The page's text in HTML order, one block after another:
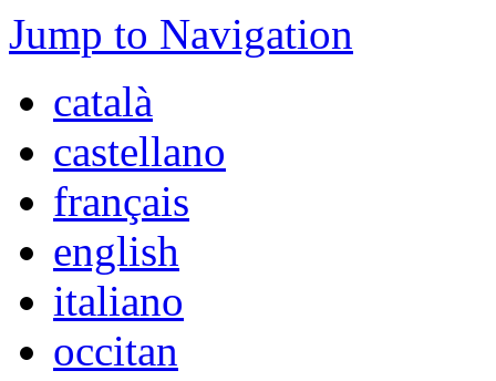
Jump to Navigation
català
castellano
français
english
italiano
occitan